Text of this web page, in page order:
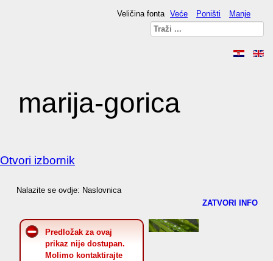
marija-gorica
Otvori izbornik
Veličina fonta Veće Poništi Manje
Nalazite se ovdje: Naslovnica
Predložak za ovaj
prikaz nije dostupan.
Molimo kontaktirajte
ZATVORI INFO